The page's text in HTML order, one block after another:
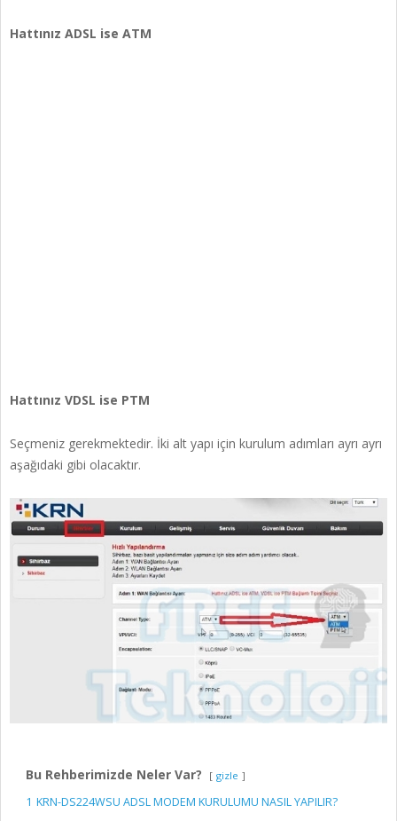
Hattınız ADSL ise ATM
Hattınız VDSL ise PTM
Seçmeniz gerekmektedir. İki alt yapı için kurulum adımları ayrı ayrı
aşağıdaki gibi olacaktır.
Bu Rehberimizde Neler Var? gizle
1 KRN-DS224WSU ADSL MODEM KURULUMU NASIL YAPILIR?